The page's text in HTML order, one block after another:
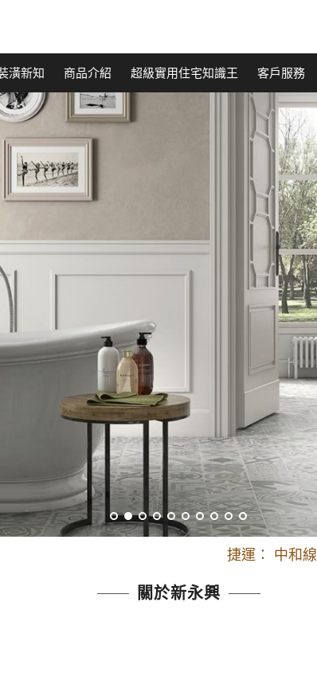
潢新知 商品介紹 超級實用住宅知識王 客戶服務
開車
捷運： 中和
原Line已滿 無法加Line好
關於新永興